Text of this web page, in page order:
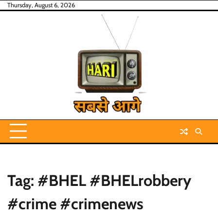
SkipThursday, August 6, 2026
Tag: #BHEL #BHELrobbery
#crime #crimenews